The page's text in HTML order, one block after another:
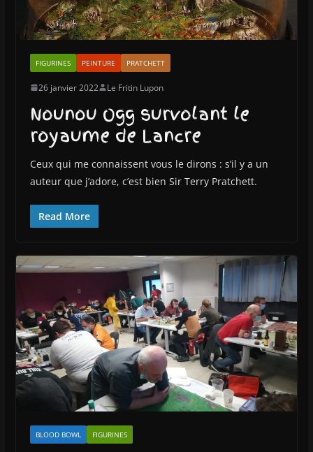
FIGURINES PEINTURE PRATCHETT
26 janvier 2022 Le Fritin Lupon
Nounou Ogg survolant le
royaume de Lancre
Ceux qui me connaissent vous le dirons : s’il y a un
auteur que j’adore, c’est bien Sir Terry Pratchett.
Read More
BLOOD BOWL FIGURINES